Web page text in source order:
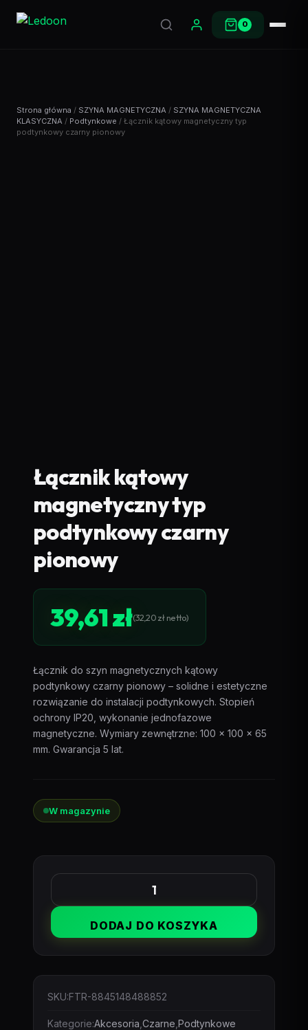
0
Strona główna / SZYNA MAGNETYCZNA / SZYNA MAGNETYCZNA
KLASYCZNA / Podtynkowe / Łącznik kątowy magnetyczny typ
podtynkowy czarny pionowy
Łącznik kątowy
magnetyczny typ
podtynkowy czarny
pionowy
39,61zł(32,20złnetto)
Łącznik do szyn magnetycznych kątowy
podtynkowy czarny pionowy – solidne i estetyczne
rozwiązanie do instalacji podtynkowych. Stopień
ochrony IP20, wykonanie jednofazowe
magnetyczne. Wymiary zewnętrzne: 100 x 100 x 65
mm. Gwarancja 5 lat.
W magazynie
kątowy
czarny
pionowy
DODAJ DO KOSZYKA
SKU:FTR-8845148488852
Kategorie:Akcesoria Czarne Podtynkowe